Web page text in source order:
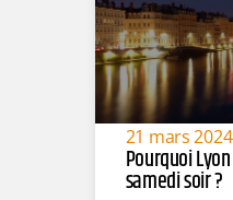
21 mars 2024
Pourquoi
samedi soir ?